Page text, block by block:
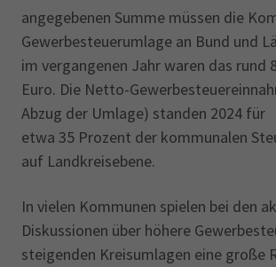
angegebenen Summe müssen die
Gewerbesteuerumlage an Bund und
im vergangenen Jahr waren das rund
Euro. Die Netto-
Abzug der Umlage) standen 2024 für
etwa 35 Prozent der kommunalen
auf Landkreisebene.
In vielen Kommunen spielen bei den
Diskussionen über höhere
steigenden Kreisumlagen eine große